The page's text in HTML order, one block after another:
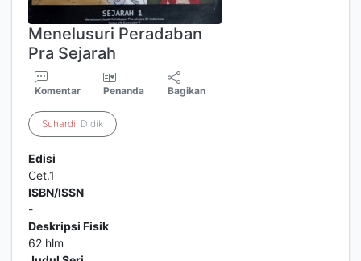
Menelusuri Peradaban
Pra Sejarah
Komentar Penanda Bagikan
Suhardi, Didik
Edisi
Cet.1
ISBN/ISSN
-
Deskripsi Fisik
62 hlm